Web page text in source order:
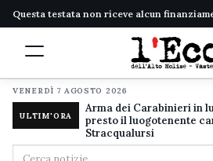
Questa testata non riceve alcun
VENERDÌ 7 AGOSTO 2026
ULTIM'ORA
Arma dei Carabinieri in
presto il luogotenente
Stracqualursi
Cerca